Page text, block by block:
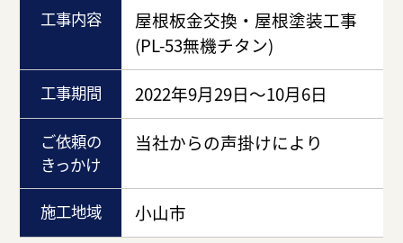
工事内容
屋根板金交換・屋根塗装工事
(PL-53無機チタン)
工事期間 2022年9月29日～10月6日
ご依頼の
きっかけ
当社からの声掛けにより
施工地域 小山市